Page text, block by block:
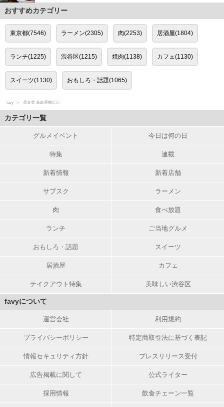
おすすめカテゴリー
東京都(7546) ラーメン(2305) 肉(2253) 居酒屋(1804)
ランチ(1225) 渋谷区(1215) 焼肉(1138) カフェ(1130)
スイーツ(1130) おもしろ・話題(1065)
favy 鼎泰豐 高島屋横浜店
カテゴリ一覧
グルメイベント 今日は何の日
特集 連載
新着情報 新着店舗
サブスク ラーメン
肉 食べ放題
ランチ ご当地グルメ
おもしろ・話題 スイーツ
居酒屋 カフェ
テイクアウト特集 美味しい渋谷区
favyについて
運営会社 利用規約
プライバシーポリシー 特定商取引法に基づく表記
情報セキュリティ方針 プレスリリース受付
広告掲載に関して 公式ライター
採用情報 飲食チェーン一覧